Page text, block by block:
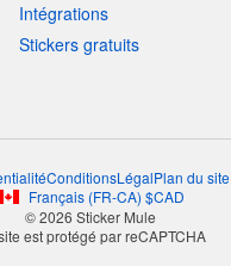
Intégrations
Stickers gratuits
ConditionsLégalPlan du site
Français(FR-CA) $CAD
© 2026 Sticker Mule
est protégé par reCAPTCHA